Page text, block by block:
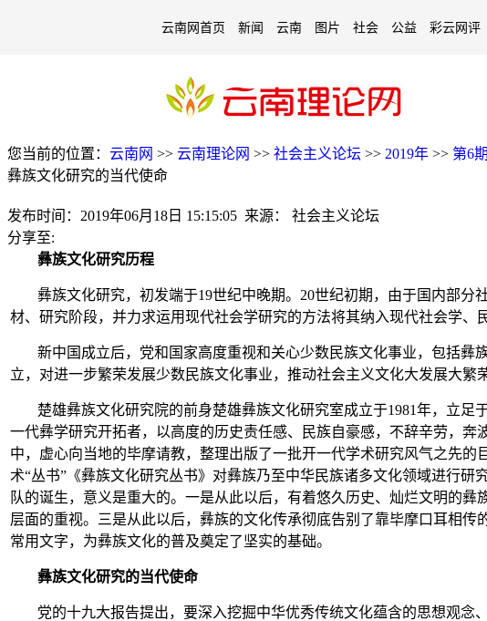
云南网首页 新闻 云南 图片 社会 公益 彩云网评
您当前的位置： 云南网 >> 云南理论网 >> 社会主义论坛 >> 2019年 >> 第6期
彝族文化研究的当代使命
发布时间： 2019年06月18日 15:15:05 来源：
社会主义论坛
分享至:
彝族文化研究历程
彝族文化研究，初发端于19世纪中晚期。20世纪初期，由于国内部
材、研究阶段，并力求运用现代社会学研究的方法将其纳入现代社会学
新中国成立后，党和国家高度重视和关心少数民族文化事业，包括
立，对进一步繁荣发展少数民族文化事业，推动社会主义文化大发展大繁
楚雄彝族文化研究院的前身楚雄彝族文化研究室成立于1981年，立
一代彝学研究开拓者，以高度的历史责任感、民族自豪感，不辞辛劳，
中，虚心向当地的毕摩请教，整理出版了一批开一代学术研究风气之先
术“丛书”《彝族文化研究丛书》对彝族乃至中华民族诸多文化领域进行
队的诞生，意义是重大的。一是从此以后，有着悠久历史、灿烂文明的
层面的重视。三是从此以后，彝族的文化传承彻底告别了靠毕摩口耳相
常用文字，为彝族文化的普及奠定了坚实的基础。
彝族文化研究的当代使命
党的十九大报告提出，要深入挖掘中华优秀传统文化蕴含的思想观